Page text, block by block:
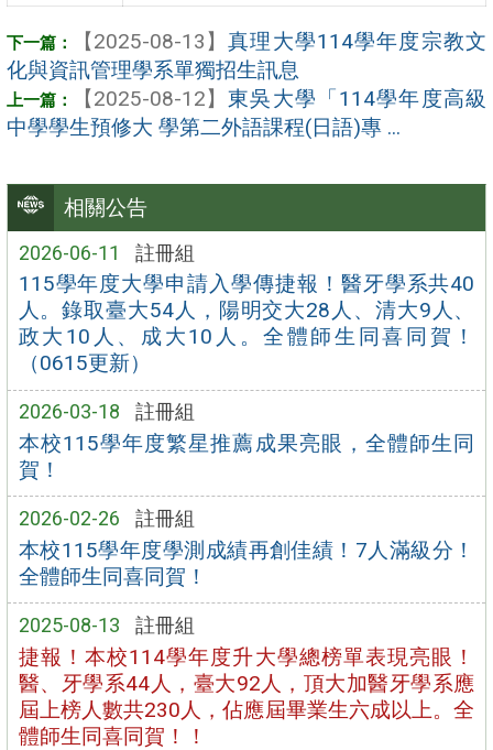
相關公告
2026-06-11 註冊組
115學年度大學申請入學傳捷報！醫牙學系共40
人。錄取臺大54人，陽明交大28人、清大9人、
政大10人、成大10人。全體師生同喜同賀！
（0615更新）
2026-03-18 註冊組
本校115學年度繁星推薦成果亮眼，全體師生同
賀！
2026-02-26 註冊組
本校115學年度學測成績再創佳績！7人滿級分！
全體師生同喜同賀！
2025-08-13 註冊組
捷報！本校114學年度升大學總榜單表現亮眼！
醫、牙學系44人，臺大92人，頂大加醫牙學系應
屆上榜人數共230人，佔應屆畢業生六成以上。全
體師生同喜同賀！！
【2025-08-13】 真理大學114學年度宗教文
化與資訊管理學系單獨招生訊息
【2025-08-12】 東吳大學「114學年度高級
中學學生預修大 學第二外語課程(日語)專 ...